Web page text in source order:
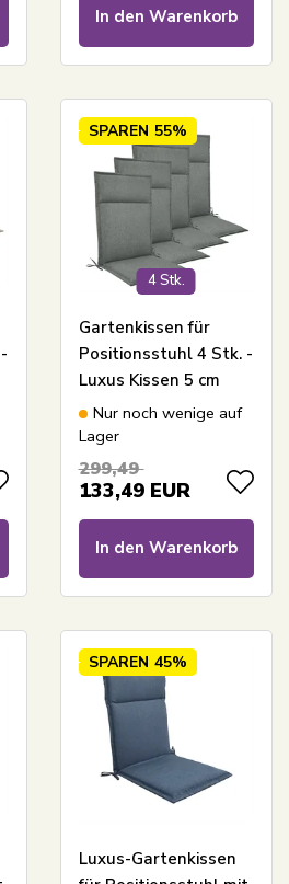
In den Warenkorb
4 Stk.
SPAREN 55%
Gartenkissen für
Positionsstuhl 4 Stk. -
Luxus Kissen 5 cm
Schaum - Grüne
Gartenkissen mit
hoher Rückenlehne -
Strapazierfähiger UV-
Nordstrand Home
Nur noch wenige auf
Lager
299,49
133,49 EUR
In den Warenkorb
SPAREN 45%
Luxus-Gartenkissen